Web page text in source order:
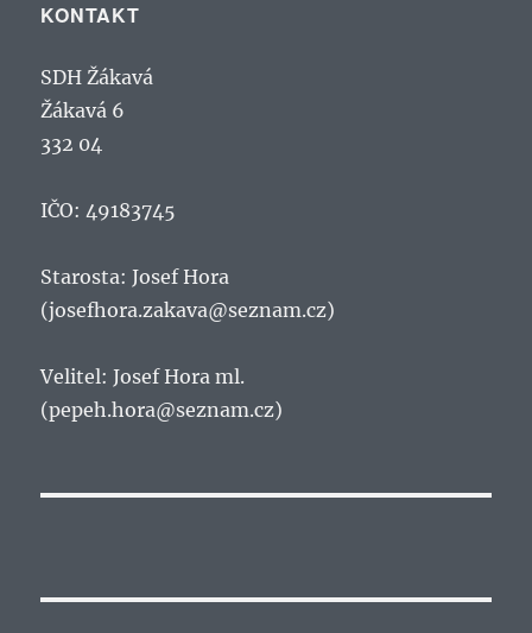
KONTAKT
SDH Žákavá
Žákavá 6
332 04
IČO: 49183745
Starosta: Josef Hora
(josefhora.zakava@seznam.cz)
Velitel: Josef Hora ml.
(pepeh.hora@seznam.cz)